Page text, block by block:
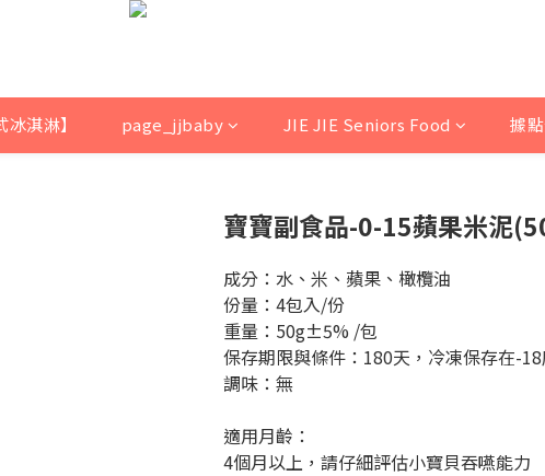
淇淋】 page_jjbaby JIE JIE Seniors Food 據
寶寶副食品-0-15蘋果米泥
成分：水、米、蘋果、橄欖油
份量：4包入/份
重量：50g±5% /包
保存期限與條件：180天，冷凍保存在-
調味：無
適用月齡：
4個月以上，請仔細評估小寶貝吞嚥能力